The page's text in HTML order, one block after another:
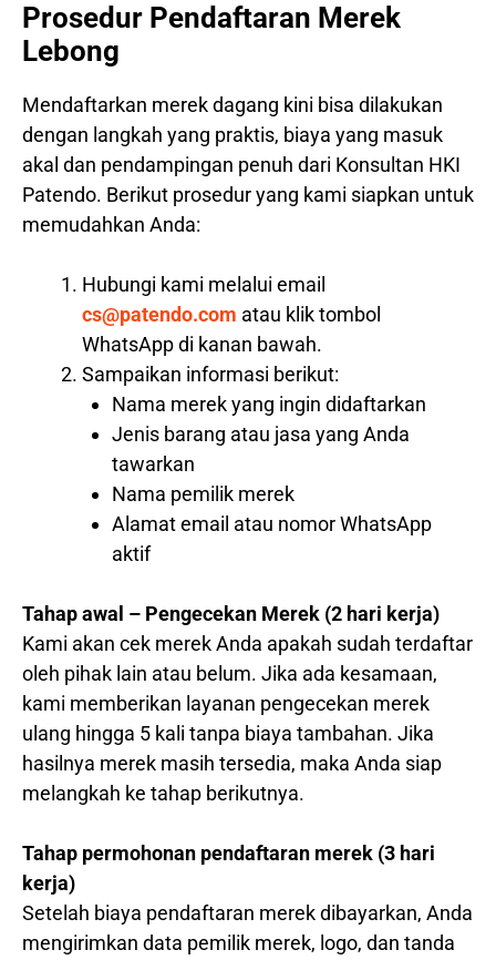
Prosedur Pendaftaran Merek
Lebong
Mendaftarkan merek dagang kini bisa dilakukan
dengan langkah yang praktis, biaya yang masuk
akal dan pendampingan penuh dari Konsultan HKI
Patendo. Berikut prosedur yang kami siapkan untuk
memudahkan Anda:
Hubungi kami melalui email
cs@patendo.com atau klik tombol
WhatsApp di kanan bawah.
Sampaikan informasi berikut:
Nama merek yang ingin didaftarkan
Jenis barang atau jasa yang Anda
tawarkan
Nama pemilik merek
Alamat email atau nomor WhatsApp
aktif
Tahap awal – Pengecekan Merek (2 hari kerja)
Kami akan cek merek Anda apakah sudah terdaftar
oleh pihak lain atau belum. Jika ada kesamaan,
kami memberikan layanan pengecekan merek
ulang hingga 5 kali tanpa biaya tambahan. Jika
hasilnya merek masih tersedia, maka Anda siap
melangkah ke tahap berikutnya.
Tahap permohonan pendaftaran merek (3 hari
kerja)
Setelah biaya pendaftaran merek dibayarkan, Anda
mengirimkan data pemilik merek, logo, dan tanda